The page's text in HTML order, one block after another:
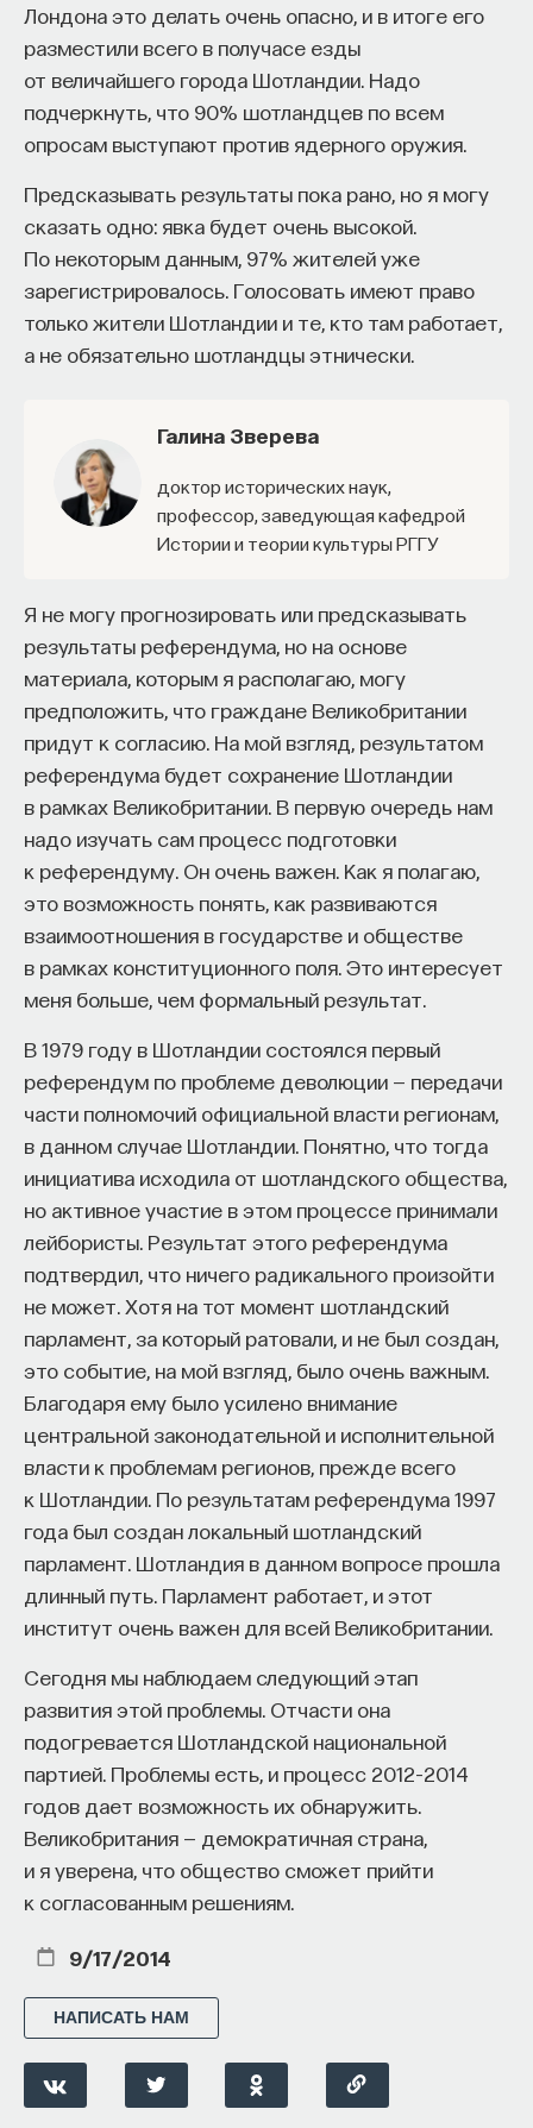
Лондона это делать очень опасно, и в итоге его
разместили всего в получасе езды
от величайшего города Шотландии. Надо
подчеркнуть, что 90% шотландцев по всем
опросам выступают против ядерного оружия.
Предсказывать результаты пока рано, но я могу
сказать одно: явка будет очень высокой.
По некоторым данным, 97% жителей уже
зарегистрировалось. Голосовать имеют право
только жители Шотландии и те, кто там работает,
а не обязательно шотландцы этнически.
Галина Зверева
доктор исторических наук,
профессор, заведующая кафедрой
Истории и теории культуры РГГУ
Я не могу прогнозировать или предсказывать
результаты референдума, но на основе
материала, которым я располагаю, могу
предположить, что граждане Великобритании
придут к согласию. На мой взгляд, результатом
референдума будет сохранение Шотландии
в рамках Великобритании. В первую очередь нам
надо изучать сам процесс подготовки
к референдуму. Он очень важен. Как я полагаю,
это возможность понять, как развиваются
взаимоотношения в государстве и обществе
в рамках конституционного поля. Это интересует
меня больше, чем формальный результат.
В 1979 году в Шотландии состоялся первый
референдум по проблеме деволюции — передачи
части полномочий официальной власти регионам,
в данном случае Шотландии. Понятно, что тогда
инициатива исходила от шотландского общества,
но активное участие в этом процессе принимали
лейбористы. Результат этого референдума
подтвердил, что ничего радикального произойти
не может. Хотя на тот момент шотландский
парламент, за который ратовали, и не был создан,
это событие, на мой взгляд, было очень важным.
Благодаря ему было усилено внимание
центральной законодательной и исполнительной
власти к проблемам регионов, прежде всего
к Шотландии. По результатам референдума 1997
года был создан локальный шотландский
парламент. Шотландия в данном вопросе прошла
длинный путь. Парламент работает, и этот
институт очень важен для всей Великобритании.
Сегодня мы наблюдаем следующий этап
развития этой проблемы. Отчасти она
подогревается Шотландской национальной
партией. Проблемы есть, и процесс 2012–2014
годов дает возможность их обнаружить.
Великобритания — демократичная страна,
и я уверена, что общество сможет прийти
к согласованным решениям.
9/17/2014
НАПИСАТЬ НАМ
например гласного [а]. Известно, что в русском
литературном языке гласный [а] между мягкими
согласными, например, в слове «пять» звучит как
гласный, который обозначается символом
в международной фонетической транскрипции æ
и буквы «э». Звучит он как [э]. В слове, например,
«палка» звучит гласный [а], а в слове «пять» [а] — [э],
это разные совершенно гласные. Так, в русских
говорах эти гласные могут получать
дополнительные изменения, и они могут
сдвигаться совершенно в зону [э], то есть
сдвигаются вверх и вперед по акустической
артикуляционной трапеции, и мы с вами получаем
примеры типа [ап’ет'], [пл’ем’енн’ик], которые ведут
себя таким своеобразным образом. Эти все
филологических факультетов или Института
лингвистики РГГУ, где я читаю этот курс,
и студенты не мучаются с этими вещами
особенно. Вот всякому носителю языка, который
об этом специально не задумывается, это такие
вот необычайно красочные модели, которые
мы можем видеть в русских говорах
современных и сейчас.
1/26/2015
НАПИСАТЬ НАМ
НАД МАТЕРИАЛОМ РАБОТАЛИ
Игорь Исаев
кандидат филологических наук, директор
Института лингвистики РГГУ, старший научный
сотрудник отдела диалектологии
и лингвистической географии Института
ЯЗЫКОЗНАНИЕ
407 публикаций
РУССКИЙ ЯЗЫК ПОЛЕВАЯ ЛИНГВИСТИКА
ГУМАНИТАРНЫЕ НАУКИ
Внеси свой вклад в дело
просвещения!
ПОДДЕРЖАТЬ ПОСТНАУКУ